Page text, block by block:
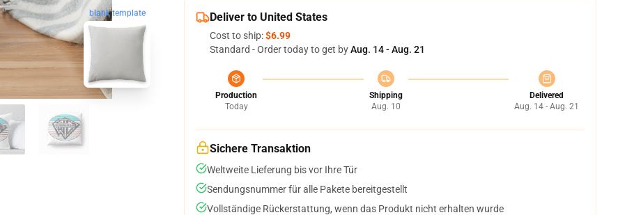
blank template Deliver to United States
Cost to ship:$6.99
Standard - Order today to get byAug. 14 - Aug. 21
Production
Today
Shipping
Aug. 10
Delivered
Aug. 14 - Aug. 21
Sichere Transaktion
Weltweite Lieferung bis vor Ihre Tür
Sendungsnummer für alle Pakete bereitgestellt
Vollständige Rückerstattung, wenn das Produkt nicht erhalten wurde